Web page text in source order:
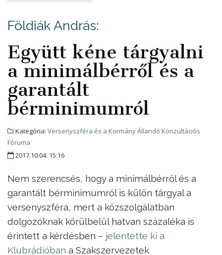
Földiák András:
Együtt kéne tárgyalni
a minimálbérről és a
garantált
bérminimumról
Kategória: Versenyszféra és a Kormány Állandó Konzultációs
Fóruma
2017.10.04. 15:16
Nem szerencsés, hogy a minimálbérről és a
garantált bérminimumról is külön tárgyal a
versenyszféra, mert a közszolgálatban
dolgozóknak körülbelül hatvan százaléka is
érintett a kérdésben – jelentette ki a
Klubrádióban a Szakszervezetek